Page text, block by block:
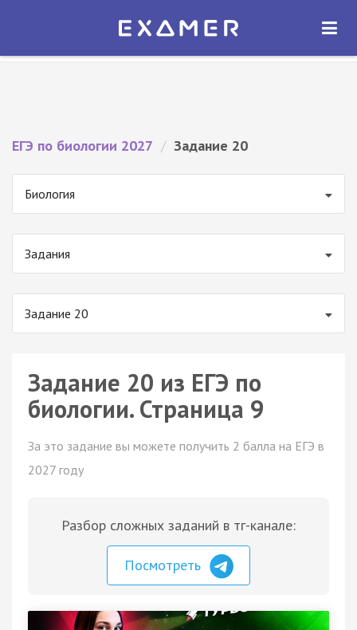
Экзамер — ЕГЭ 2027
ОТКРЫТЬ
ЕГЭ по биологии 2027 / Задание 20
Биология
Задания
Задание 20
Задание 20 из ЕГЭ по
биологии. Страница 9
За это задание вы можете получить 2 балла на ЕГЭ в
2027 году
Разбор сложных заданий в тг-канале:
Посмотреть